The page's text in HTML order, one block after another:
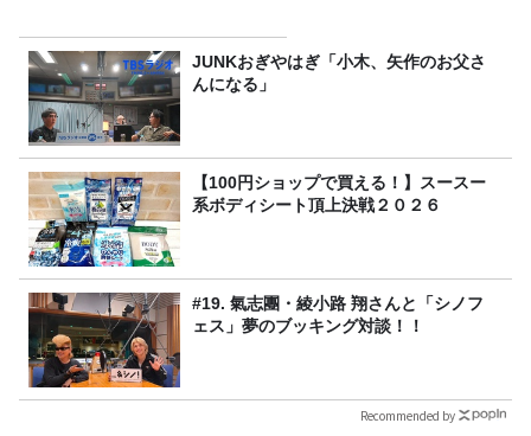
JUNKおぎやはぎ「小木、矢作のお父さ
んになる」
【100円ショップで買える！】スースー
系ボディシート頂上決戦２０２６
#19. 氣志團・綾小路 翔さんと「シノフ
ェス」夢のブッキング対談！！
Recommended by